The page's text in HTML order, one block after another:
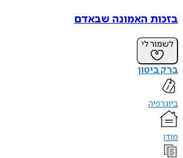
בזכות האמונה שבאדם
לשמור לי
ברק ביטון
ביוגרפיה
מודן